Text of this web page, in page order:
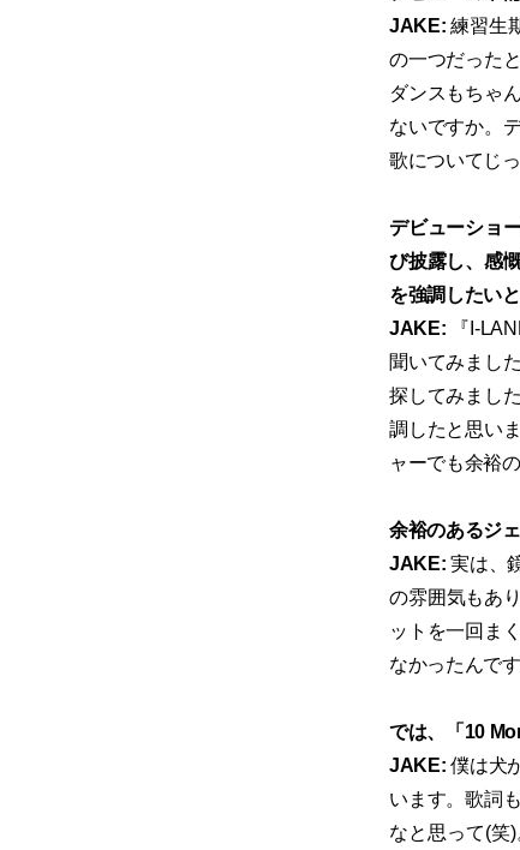
JAKE: 練習生
の一つだった
ダンスもちゃ
ないですか。
歌についてじ
デビューショ
び披露し、感
を強調したい
JAKE: 『I-
聞いてみまし
探してみまし
調したと思い
ャーでも余裕
余裕のあるジ
JAKE: 実は、
の雰囲気もあ
ットを一回ま
なかったんで
では、「10
JAKE: 僕は犬
います。歌詞
なと思って(笑